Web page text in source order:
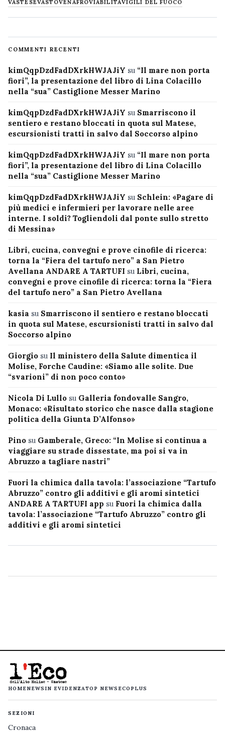
VASTESEVASTOVENAFROVIABILITÀVIGILI DEL FUOCO
COMMENTI RECENTI
kimQqpDzdFadDXrkHWJAJiY su “Il mare non porta
fiori”, la presentazione del libro di Lina Colacillo
nella “sua” Castiglione Messer Marino
kimQqpDzdFadDXrkHWJAJiY su Smarriscono il
sentiero e restano bloccati in quota sul Matese,
escursionisti tratti in salvo dal Soccorso alpino
kimQqpDzdFadDXrkHWJAJiY su “Il mare non porta
fiori”, la presentazione del libro di Lina Colacillo
nella “sua” Castiglione Messer Marino
kimQqpDzdFadDXrkHWJAJiY su Schlein: «Pagare di
più medici e infermieri per lavorare nelle aree
interne. I soldi? Togliendoli dal ponte sullo stretto
di Messina»
Libri, cucina, convegni e prove cinofile di ricerca:
torna la “Fiera del tartufo nero” a San Pietro
Avellana ANDARE A TARTUFI su Libri, cucina,
convegni e prove cinofile di ricerca: torna la “Fiera
del tartufo nero” a San Pietro Avellana
kasia su Smarriscono il sentiero e restano bloccati
in quota sul Matese, escursionisti tratti in salvo dal
Soccorso alpino
Giorgio su Il ministero della Salute dimentica il
Molise, Forche Caudine: «Siamo alle solite. Due
“svarioni” di non poco conto»
Nicola Di Lullo su Galleria fondovalle Sangro,
Monaco: «Risultato storico che nasce dalla stagione
politica della Giunta D’Alfonso»
Pino su Gamberale, Greco: “In Molise si continua a
viaggiare su strade dissestate, ma poi si va in
Abruzzo a tagliare nastri”
Fuori la chimica dalla tavola: l’associazione “Tartufo
Abruzzo” contro gli additivi e gli aromi sintetici
ANDARE A TARTUFI app su Fuori la chimica dalla
tavola: l’associazione “Tartufo Abruzzo” contro gli
additivi e gli aromi sintetici
HOMENEWS IN EVIDENZATOP NEWS ECOPLUS
SEZIONI
Cronaca